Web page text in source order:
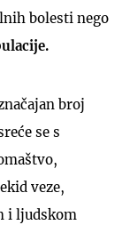
bolesti nego
broj
se s
veze,
i ljudskom